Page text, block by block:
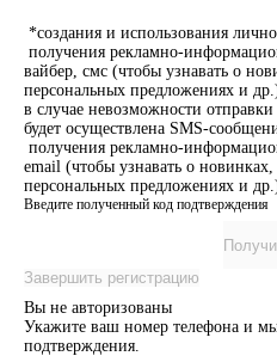
*создания и использования
получения рекламно-
вайбер, смс (чтобы узнавать о
персональных предложениях и
в случае невозможности
будет осуществлена SMS-
получения рекламно-
email (чтобы узнавать о
персональных предложениях и
Введите полученный код подтверждения
Завершить регистрацию
Вы не авторизованы
Укажите ваш номер телефона и
подтверждения.